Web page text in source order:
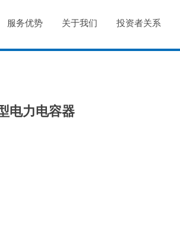
服务优势 关于我们 投资者关系
电力电容器